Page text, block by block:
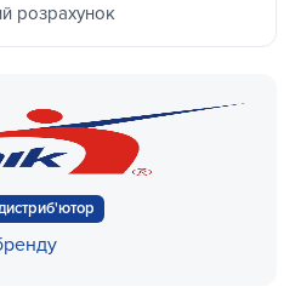
розрахунок